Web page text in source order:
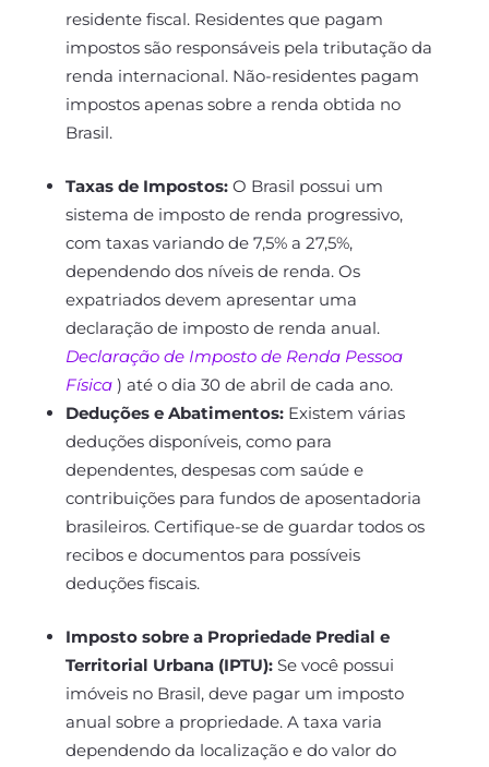
residente fiscal. Residentes que pagam
impostos são responsáveis pela tributação da
renda internacional. Não-residentes pagam
impostos apenas sobre a renda obtida no
Brasil.
Taxas de Impostos:O Brasil possui um
sistema de imposto de renda progressivo,
com taxas variando de 7,5% a 27,5%,
dependendo dos níveis de renda. Os
expatriados devem apresentar uma
declaração de imposto de renda anual.
Declaração de Imposto de Renda Pessoa
Física ) até o dia 30 de abril de cada ano.
Deduções e Abatimentos:Existem várias
deduções disponíveis, como para
dependentes, despesas com saúde e
contribuições para fundos de aposentadoria
brasileiros. Certifique-se de guardar todos os
recibos e documentos para possíveis
deduções fiscais.
Imposto sobre a Propriedade Predial e
Territorial Urbana (IPTU):Se você possui
imóveis no Brasil, deve pagar um imposto
anual sobre a propriedade. A taxa varia
dependendo da localização e do valor do